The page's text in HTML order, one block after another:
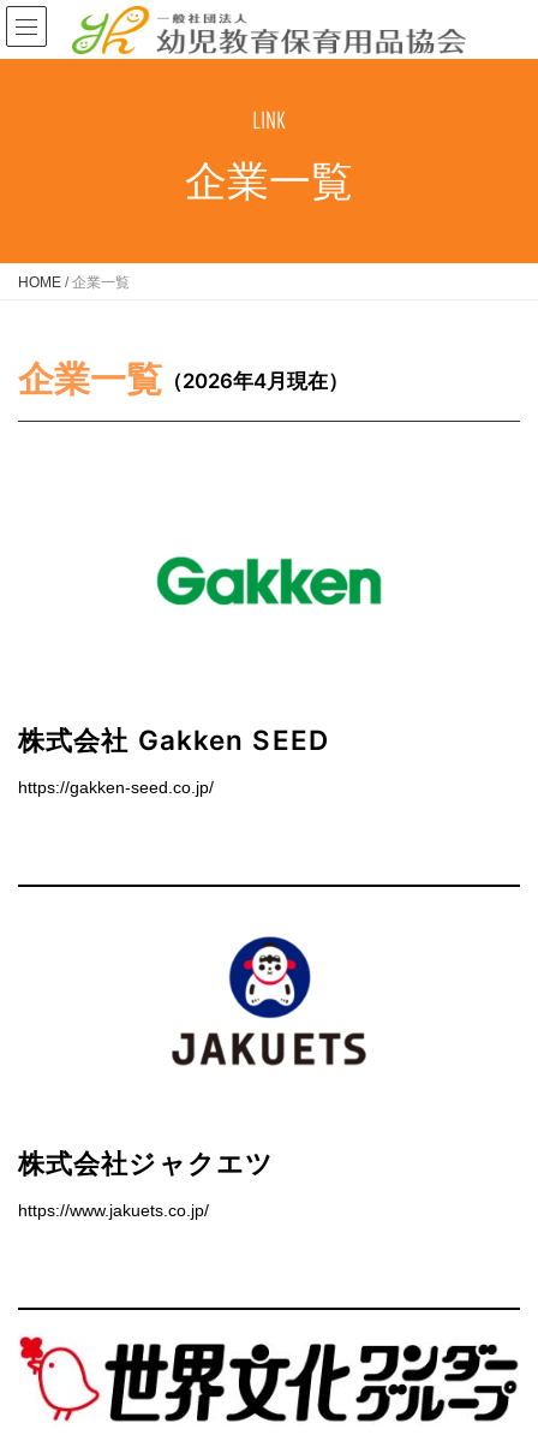
LINK
企業一覧
HOME /企業一覧
企業一覧 （2026年4月現在）
株式会社 Gakken SEED
https://gakken-seed.co.jp/
株式会社ジャクエツ
https://www.jakuets.co.jp/